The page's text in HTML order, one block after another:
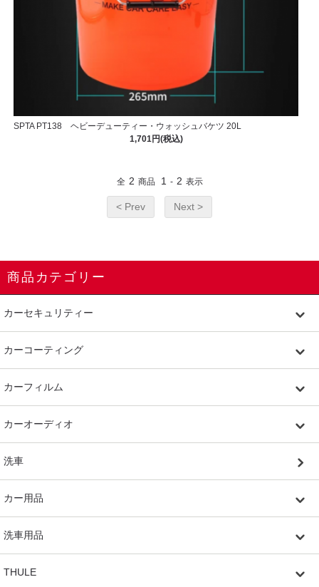
SPTA PT138 ヘビーデューティー・ウォッシュバケツ 20L
1,701円(税込)
全 2 商品 1 - 2 表示
< Prev Next >
商品カテゴリー
カーセキュリティー
カーコーティング
カーフィルム
カーオーディオ
洗車
カー用品
洗車用品
THULE